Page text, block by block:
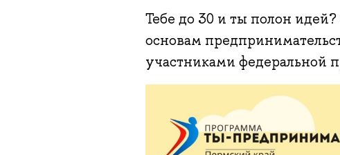
Тебе до 30 и ты полон
основам
участниками федеральной